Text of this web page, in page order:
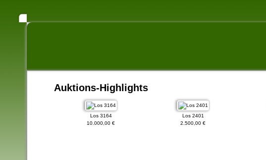
Auktions-Highlights
Los 3164
10.000,00 €
Los 2401
2.500,00 €